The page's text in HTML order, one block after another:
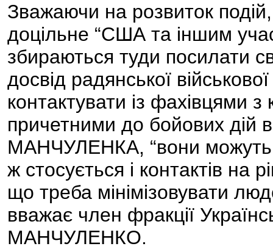
Зважаючи на розвиток
доцільне “США та іншим
збираються туди посилати
досвід радянської
контактувати із фахівцями
причетними до бойових дій
МАНЧУЛЕНКА, “вони можуть
ж стосується і контактів на
що треба мінімізовувати
вважає член фракції
МАНЧУЛЕНКО.